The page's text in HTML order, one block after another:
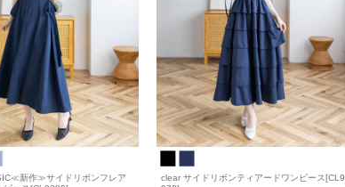
新作≫サイドリボンフレア
clear サイドリボンティアードワンピース[CL9